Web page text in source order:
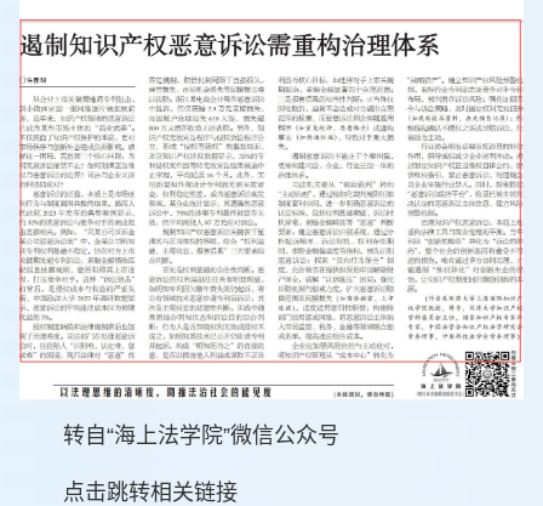
转自“海上法学院”微信公众号
点击跳转相关链接